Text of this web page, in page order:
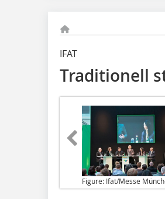
IFAT
Traditionell
Figure: Ifat/Messe